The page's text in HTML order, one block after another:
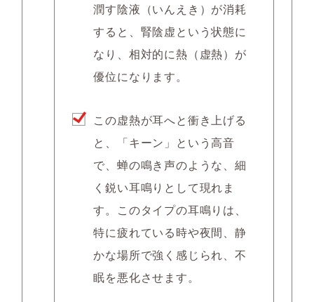
潤す陰液（いんえき）が消耗
すると、 腎陰虚という状態に
なり、相対的に熱（虚熱）が
優位になります。
この虚熱が耳へと衝き上げる
と、
「キーン」という高音
で、蝉の鳴き声のような、細
く鋭い耳鳴り として現れま
す。このタイプの耳鳴りは、
特に疲れている時や夜間、静
かな場所で強く感じられ、不
眠を悪化させます。